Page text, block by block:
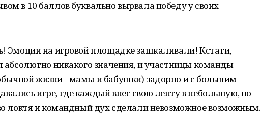
в 10 баллов буквально вырвала победу у своих
Эмоции на игровой площадке зашкаливали! Кстати,
абсолютно никакого значения, и участницы команды
жизни - мамы и бабушки) задорно и с большим
игре, где каждый внес свою лепту в небольшую, но
локтя и командный дух сделали невозможное возможным.